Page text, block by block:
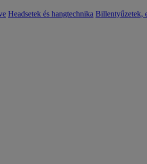
Headsetek és hangtechnika Billentyűzetek,